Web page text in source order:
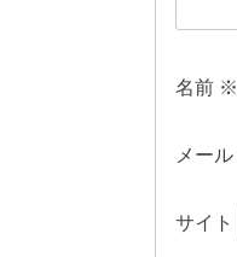
名前 ※
メール
サイト